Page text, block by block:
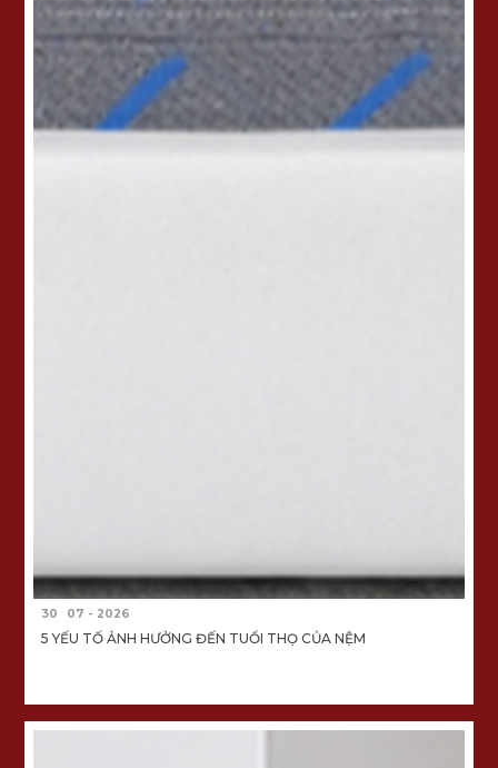
30 07 - 2026
5 YẾU TỐ ẢNH HƯỞNG ĐẾN TUỔI THỌ CỦA NỆM